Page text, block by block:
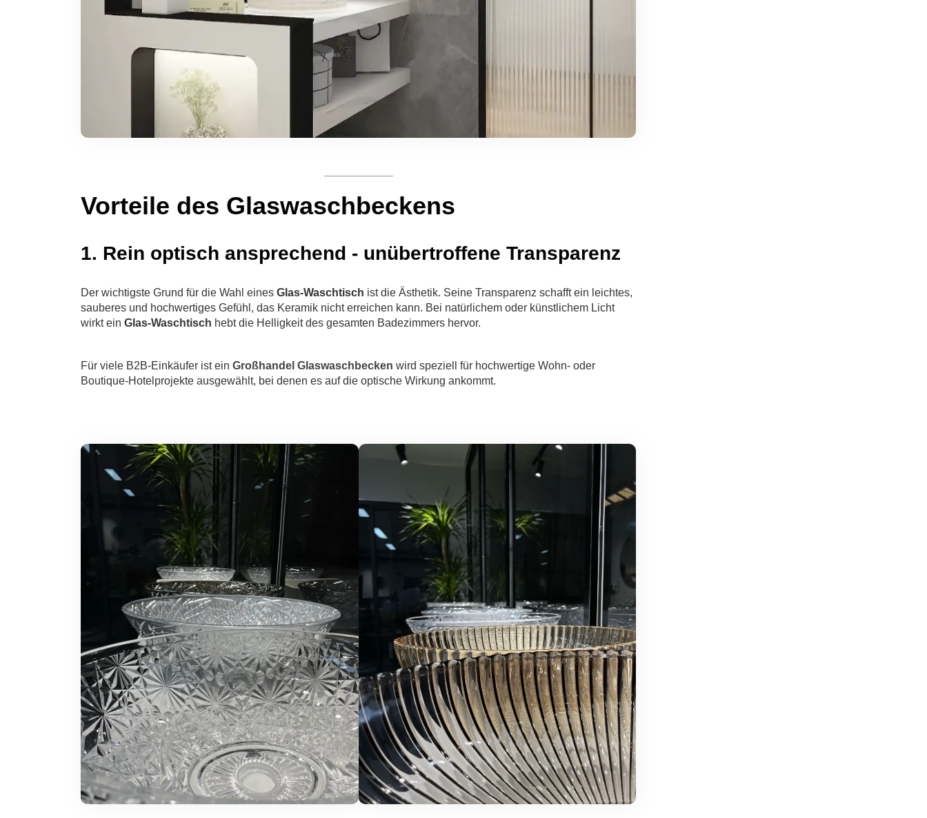
Vorteile des Glaswaschbeckens
1. Rein optisch ansprechend - unübertroffene Transparenz
Der wichtigste Grund für die Wahl eines Glas-Waschtisch ist die Ästhetik. Seine Transparenz schafft ein leichtes,
sauberes und hochwertiges Gefühl, das Keramik nicht erreichen kann. Bei natürlichem oder künstlichem Licht
wirkt ein Glas-Waschtisch hebt die Helligkeit des gesamten Badezimmers hervor.
Für viele B2B-Einkäufer ist ein Großhandel Glaswaschbecken wird speziell für hochwertige Wohn- oder
Boutique-Hotelprojekte ausgewählt, bei denen es auf die optische Wirkung ankommt.